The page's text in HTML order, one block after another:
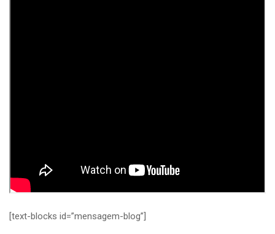
[text-blocks id=”mensagem-blog”]